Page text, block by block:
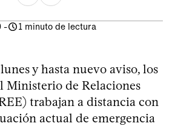
- 1 minuto de lectura
y hasta nuevo aviso, los
Ministerio de Relaciones
trabajan a distancia con
actual de emergencia